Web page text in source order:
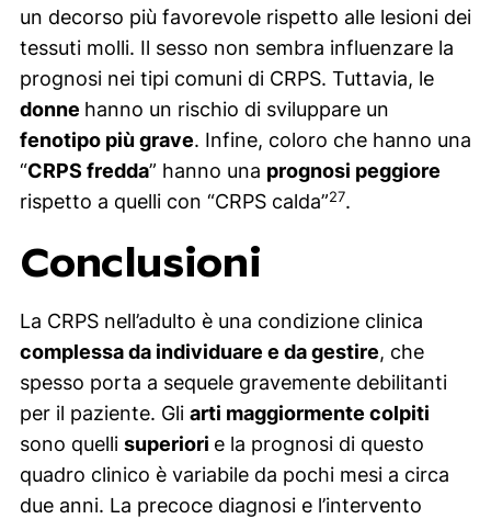
un decorso più favorevole rispetto alle lesioni dei
tessuti molli. Il sesso non sembra influenzare la
prognosi nei tipi comuni di CRPS. Tuttavia, le
donne hanno un rischio di sviluppare un
fenotipo più grave. Infine, coloro che hanno una
“CRPS fredda” hanno una prognosi peggiore
rispetto a quelli con “CRPS calda”27.
Conclusioni
La CRPS nell’adulto è una condizione clinica
complessa da individuare e da gestire, che
spesso porta a sequele gravemente debilitanti
per il paziente. Gli arti maggiormente colpiti
sono quelli superiori e la prognosi di questo
quadro clinico è variabile da pochi mesi a circa
due anni. La precoce diagnosi e l’intervento